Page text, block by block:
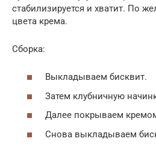
стабилизируется и хватит. По
цвета крема.
Сборка:
Выкладываем бисквит.
Затем клубничную
Далее покрываем
Снова выкладываем